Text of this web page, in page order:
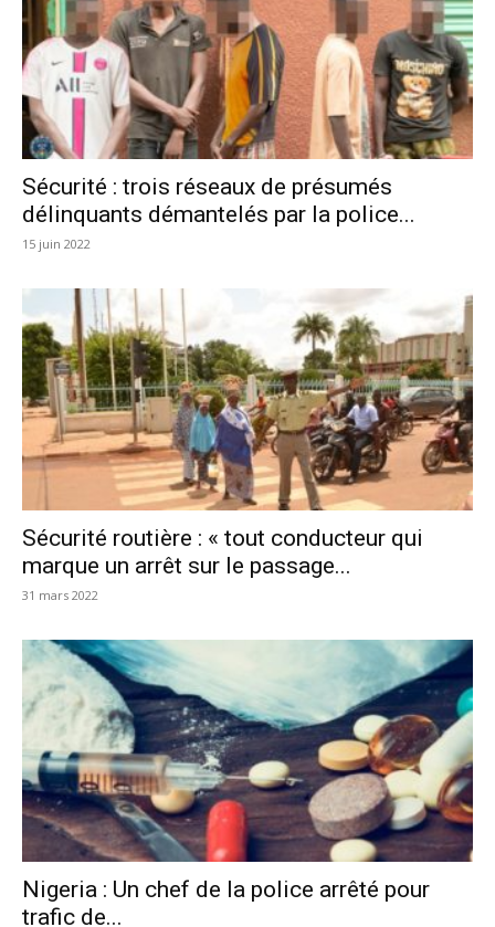
Sécurité : trois réseaux de présumés
délinquants démantelés par la police...
15 juin 2022
Sécurité routière : « tout conducteur qui
marque un arrêt sur le passage...
31 mars 2022
Nigeria : Un chef de la police arrêté pour
trafic de...